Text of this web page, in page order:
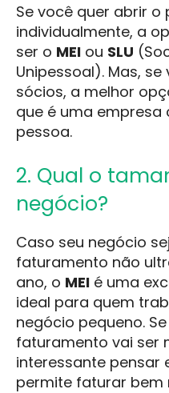
Se você quer abrir
individualmente, a
ser o MEI ou SLU
Unipessoal). Mas,
sócios, a melhor
que é uma
pessoa.
2. Qual o
negócio?
Caso seu negócio
faturamento não
ano, o MEI é uma
ideal para quem
negócio pequeno.
faturamento vai ser
interessante pensar
permite faturar bem